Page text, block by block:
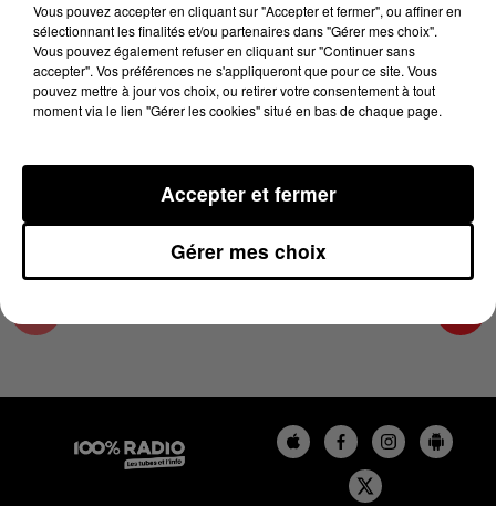
15 mai 2025 - 4 min 26 sec
LES INFOS DES HAUTES-PYRÉNÉES DU
15/05/2025 À 07H29
Podcasts infos des Hautes-Pyrénées
Vous pouvez accepter en cliquant sur "Accepter et fermer", ou affiner en
sélectionnant les finalités et/ou partenaires dans "Gérer mes choix".
Vous pouvez également refuser en cliquant sur "Continuer sans
accepter". Vos préférences ne s'appliqueront que pour ce site. Vous
pouvez mettre à jour vos choix, ou retirer votre consentement à tout
moment via le lien "Gérer les cookies" situé en bas de chaque page.
Gérer mes choix
Accepter et fermer